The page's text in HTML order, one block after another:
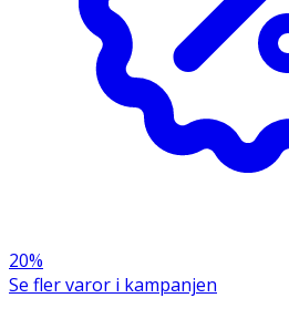
INNEHÅLLSDEKLARATION
- Lactobacillus rhamnosus
20%
Se fler varor i kampanjen